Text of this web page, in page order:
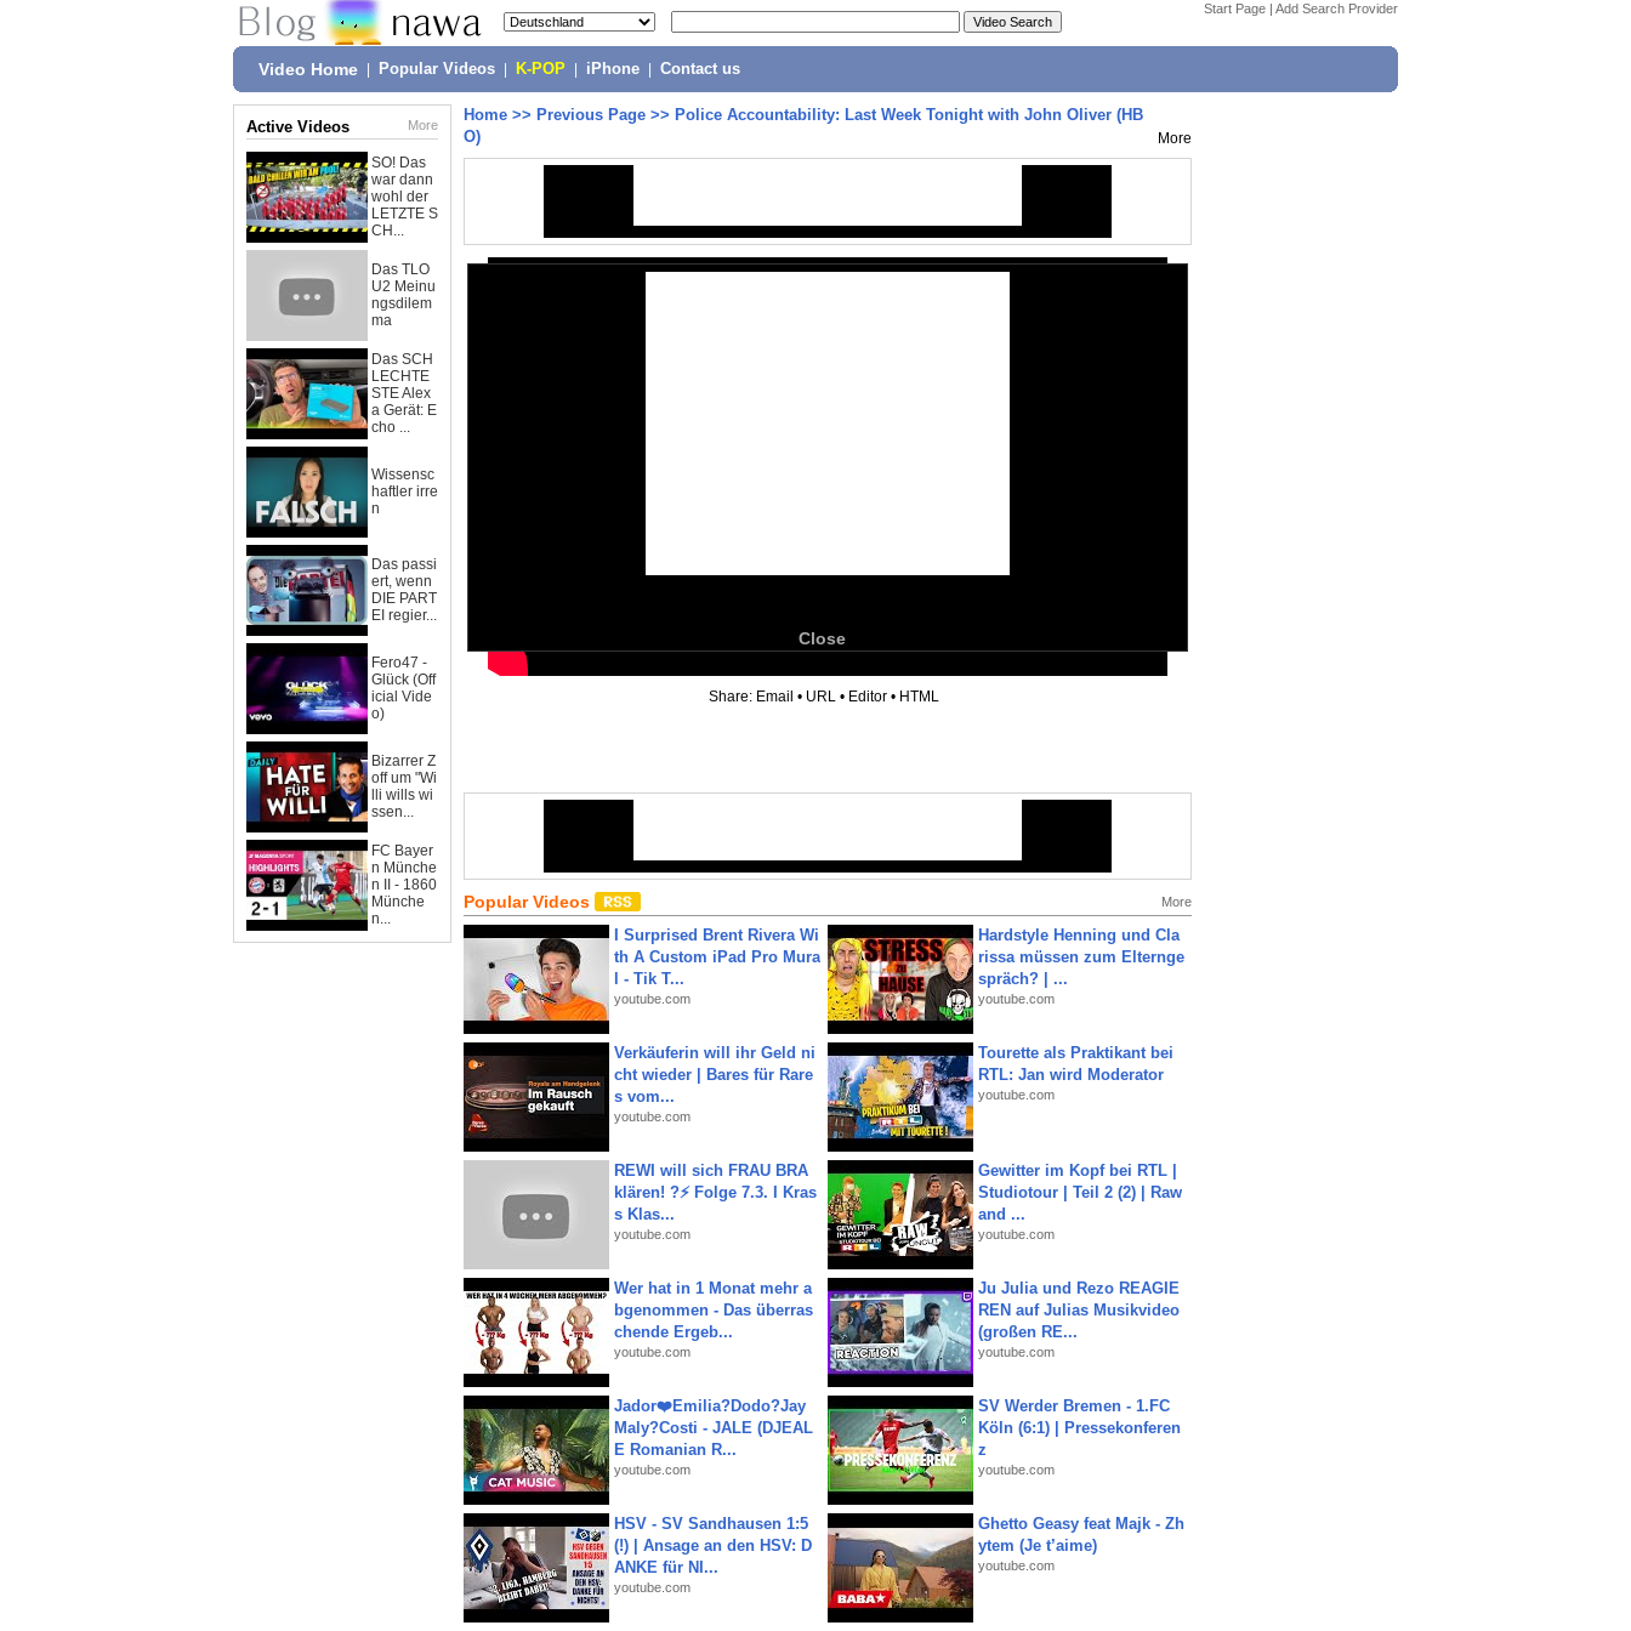
Start Page | Add Search Provider
Video Home Popular Videos K-POP iPhone Contact us
Active Videos More
SO! Das
war dann
wohl der
LETZTE S
CH...
Das TLO
U2 Meinu
ngsdilem
ma
Das SCH
LECHTE
STE Alex
a Gerät: E
cho ...
Wissensc
haftler irre
n
Das passi
ert, wenn
DIE PART
EI regier...
Fero47 -
Glück (Off
icial Vide
o)
Bizarrer Z
off um "Wi
lli wills wi
ssen...
FC Bayer
n Münche
n II - 1860
Münche
n...
Home >> Previous Page >> Police Accountability: Last Week Tonight with John Oliver (HB
O)
More
Close
Share: Email • URL • Editor • HTML
Popular Videos More
I Surprised Brent Rivera Wi
th A Custom iPad Pro Mura
l - Tik T...
youtube.com
Hardstyle Henning und Cla
rissa müssen zum Elternge
spräch? | ...
youtube.com
Verkäuferin will ihr Geld ni
cht wieder | Bares für Rare
s vom...
youtube.com
Tourette als Praktikant bei
RTL: Jan wird Moderator
youtube.com
REWI will sich FRAU BRA
klären! ?⚡️ Folge 7.3. I Kras
s Klas...
youtube.com
Gewitter im Kopf bei RTL |
Studiotour | Teil 2 (2) | Raw
and ...
youtube.com
Wer hat in 1 Monat mehr a
bgenommen - Das überras
chende Ergeb...
youtube.com
Ju Julia und Rezo REAGIE
REN auf Julias Musikvideo
(großen RE...
youtube.com
Jador❤️Emilia?Dodo?Jay
Maly?Costi - JALE (DJEAL
E Romanian R...
youtube.com
SV Werder Bremen - 1.FC
Köln (6:1) | Pressekonferen
z
youtube.com
HSV - SV Sandhausen 1:5
(!) | Ansage an den HSV: D
ANKE für NI...
youtube.com
Ghetto Geasy feat Majk - Zh
ytem (Je t’aime)
youtube.com